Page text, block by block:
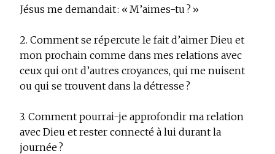
Jésus me demandait : « M’aimes-tu ? »
2. Comment se répercute le fait d’aimer Dieu et
mon prochain comme dans mes relations avec
ceux qui ont d’autres croyances, qui me nuisent
ou qui se trouvent dans la détresse ?
3. Comment pourrai-je approfondir ma relation
avec Dieu et rester connecté à lui durant la
journée ?